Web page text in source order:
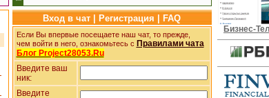
Вход в чат | Регистрация | FAQ
Если Вы впервые посещаете наш чат, то прежде,
чем войти в него, ознакомьтесь с Правилами чата
Блог Project28053.Ru
Введите ваш
ник:
Введите
Бизнес-